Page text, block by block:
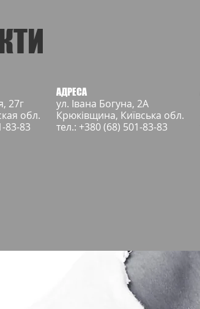
27г
обл.
83-83
АДРЕСА
ул. Івана Богуна, 2А
Крюківщина, Київська обл.
тел.: +380 (68) 501-83-83